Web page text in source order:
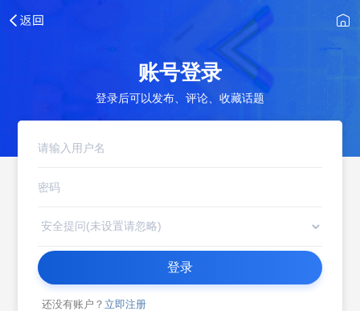
账号登录
登录后可以发布、评论、收藏话题
登录
还没有账户？ 立即注册